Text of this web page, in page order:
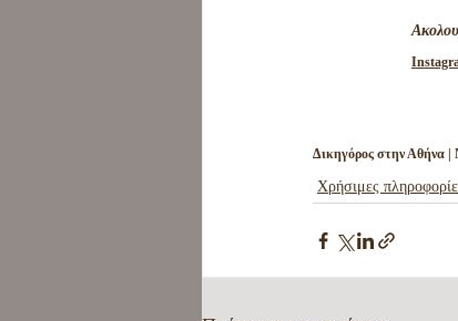
Δικηγόρος στην Αθήνα |
Χρήσιμες